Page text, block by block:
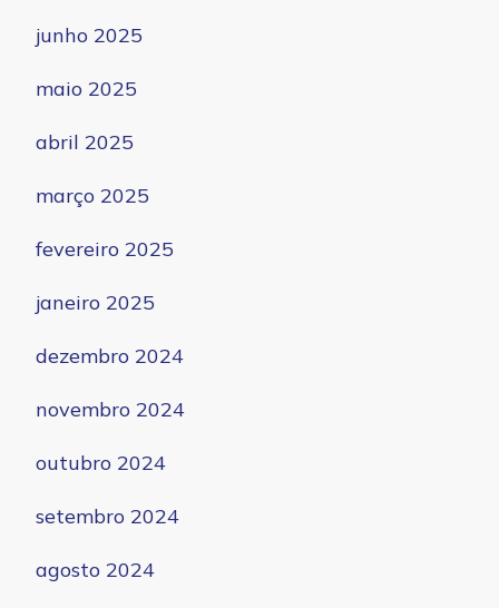
junho 2025
maio 2025
abril 2025
março 2025
fevereiro 2025
janeiro 2025
dezembro 2024
novembro 2024
outubro 2024
setembro 2024
agosto 2024